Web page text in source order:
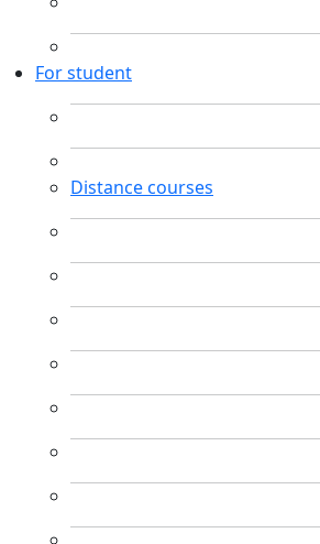
For student
Distance courses